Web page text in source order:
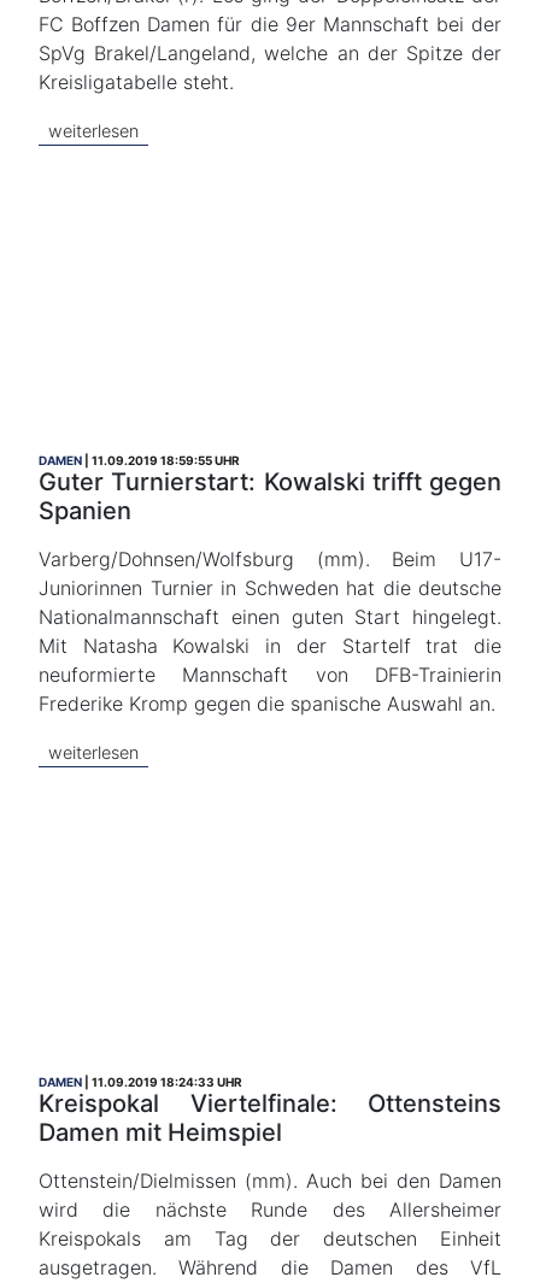
FC Boffzen Damen für die 9er Mannschaft bei der
SpVg Brakel/Langeland, welche an der Spitze der
Kreisligatabelle steht.
weiterlesen
DAMEN 11.09.2019 18:59:55 UHR
Guter Turnierstart: Kowalski trifft gegen
Spanien
Varberg/Dohnsen/Wolfsburg (mm). Beim U17-
Juniorinnen Turnier in Schweden hat die deutsche
Nationalmannschaft einen guten Start hingelegt.
Mit Natasha Kowalski in der Startelf trat die
neuformierte Mannschaft von DFB-Trainierin
Frederike Kromp gegen die spanische Auswahl an.
weiterlesen
DAMEN 11.09.2019 18:24:33 UHR
Kreispokal Viertelfinale: Ottensteins
Damen mit Heimspiel
Ottenstein/Dielmissen (mm). Auch bei den Damen
wird die nächste Runde des Allersheimer
Kreispokals am Tag der deutschen Einheit
ausgetragen. Während die Damen des VfL